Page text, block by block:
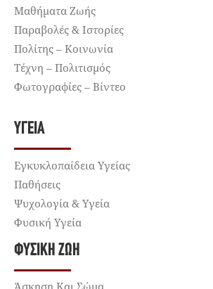
Μαθήματα Ζωής
Παραβολές & Ιστορίες
Πολίτης – Κοινωνία
Τέχνη – Πολιτισμός
Φωτογραφίες – Βίντεο
ΥΓΕΊΑ
Εγκυκλοπαίδεια Υγείας
Παθήσεις
Ψυχολογία & Υγεία
Φυσική Υγεία
ΦΥΣΙΚΉ ΖΩΉ
Άσκηση Και Σώμα